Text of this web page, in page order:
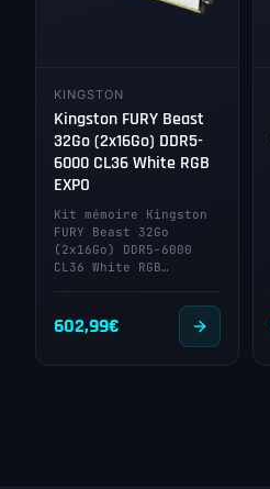
KINGSTON
Kingston FURY Beast
32Go (2x16Go) DDR5-
6000 CL36 White RGB
EXPO
Kit mémoire Kingston
FURY Beast 32Go
(2x16Go) DDR5-6000
CL36 White RGB…
602,99€